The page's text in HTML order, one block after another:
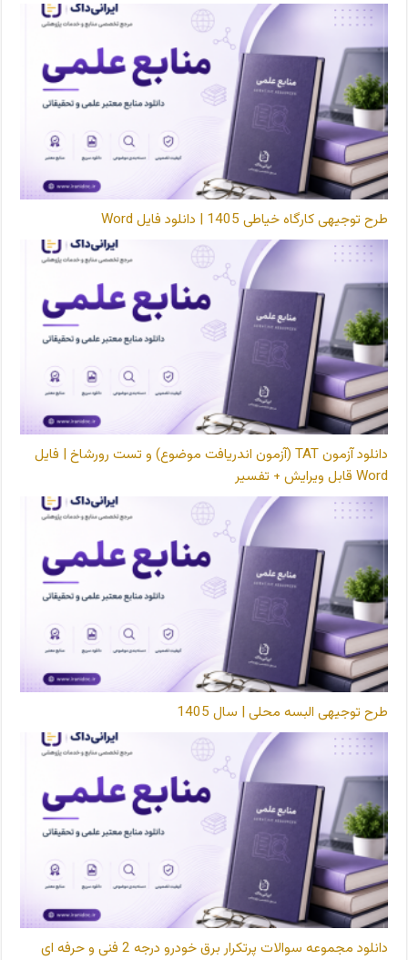
طرح توجیهی کارگاه خیاطی 1405 | دانلود فایل Word
دانلود آزمون TAT (آزمون اندریافت موضوع) و تست رورشاخ | فایل
Word قابل ویرایش + تفسیر
طرح توجیهی البسه محلی | سال 1405
دانلود مجموعه سوالات پرتکرار برق خودرو درجه 2 فنی و حرفه ای